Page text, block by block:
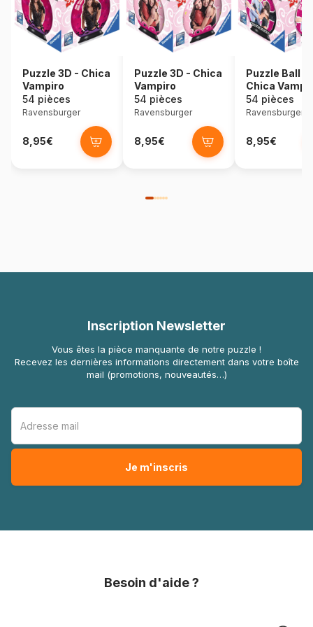
Puzzle 3D - Chica
Vampiro
54 pièces
Ravensburger
8,95€
Puzzle 3D - Chica
Vampiro
54 pièces
Ravensburger
8,95€
Puzzle Ball
Chica
54 pièces
Ravensburger
8,95€
Inscription Newsletter
Vous êtes la pièce manquante de notre puzzle !
Recevez les dernières informations directement dans votre boîte
mail (promotions, nouveautés…)
Besoin d'aide ?